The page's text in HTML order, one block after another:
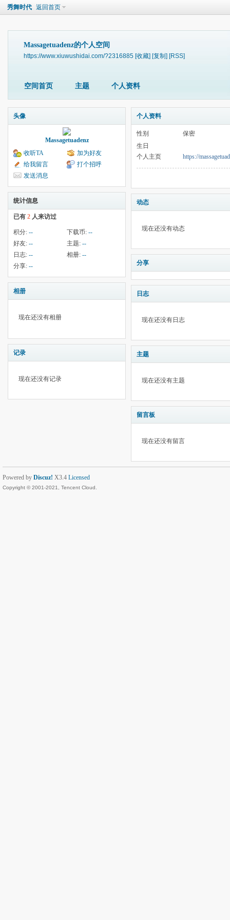
秀舞时代 返回首页
Massagetuadenz的个人空间
https://www.xiuwushidai.com/?2316885 [收藏] [复制] [RSS]
空间首页 主题 个人资料
头像
Massagetuadenz
收听TA
加为好友
给我留言
打个招呼
发送消息
统计信息
已有 2 人来访过
积分: -- 下载币: --
好友: -- 主题: --
日志: -- 相册: --
分享: --
相册
现在还没有相册
记录
现在还没有记录
个人资料
性别
保密
生日
个人主页
https://
动态
现在还没有动态
分享
日志
现在还没有日志
主题
现在还没有主题
留言板
现在还没有留言
Powered by Discuz! X3.4 Licensed
Copyright © 2001-2021, Tencent Cloud.